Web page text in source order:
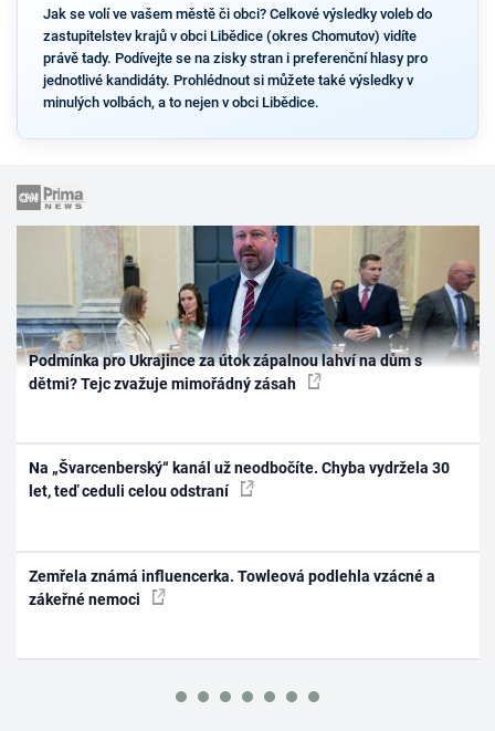
Jak se volí ve vašem městě či obci? Celkové výsledky voleb do
zastupitelstev krajů v obci Libědice (okres Chomutov) vidíte
právě tady. Podívejte se na zisky stran i preferenční hlasy pro
jednotlivé kandidáty. Prohlédnout si můžete také výsledky v
minulých volbách, a to nejen v obci Libědice.
Podmínka pro Ukrajince za útok zápalnou lahví na dům s
dětmi? Tejc zvažuje mimořádný zásah
Na „Švarcenberský“ kanál už neodbočíte. Chyba vydržela 30
let, teď ceduli celou odstraní
Zemřela známá influencerka. Towleová podlehla vzácné a
zákeřné nemoci